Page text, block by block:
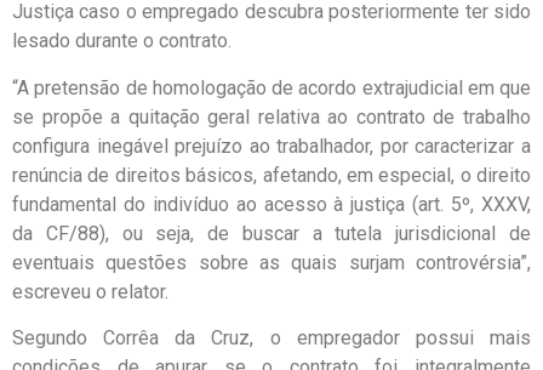
Justiça caso o empregado descubra posteriormente ter sido
lesado durante o contrato.
“A pretensão de homologação de acordo extrajudicial em que
se propõe a quitação geral relativa ao contrato de trabalho
configura inegável prejuízo ao trabalhador, por caracterizar a
renúncia de direitos básicos, afetando, em especial, o direito
fundamental do indivíduo ao acesso à justiça (art. 5º, XXXV,
da CF/88), ou seja, de buscar a tutela jurisdicional de
eventuais questões sobre as quais surjam controvérsia”,
escreveu o relator.
Segundo Corrêa da Cruz, o empregador possui mais